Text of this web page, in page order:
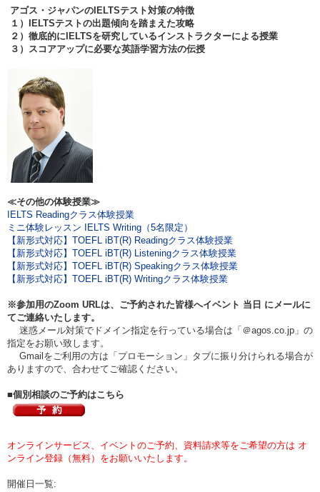
アゴス・ジャパンのIELTSテスト対策の特徴
１）IELTSテストの出題傾向を踏まえた攻略
２）徹底的にIELTSを研究しているインストラクターによる授業
３）スコアアップに必要な英語学習方法の伝授
≪その他の体験授業≫
IELTS Readingクラス体験授業
ミニ体験レッスン IELTS Writing（5名限定）
【新形式対応】TOEFL iBT(R) Readingクラス体験授業
【新形式対応】TOEFL iBT(R) Listeningクラス体験授業
【新形式対応】TOEFL iBT(R) Speakingクラス体験授業
【新形式対応】TOEFL iBT(R) Writingクラス体験授業
※参加用のZoom URLは、ご予約された皆様へイベント 当日 にメールに
てご連絡いたします。
迷惑メール対策でドメイン指定を行っている場合は「＠agos.co.jp」の
指定をお願い致します。
Gmailをご利用の方は「プロモーション」タブに振り分けられる場合が
ありますので、合わせてご確認ください。
■個別相談のご予約はこちら
オンラインサービス、イベントのご予約、資料請求等をご希望の方は オ
ンライン登録（無料）をお願いいたします。
開催日一覧: